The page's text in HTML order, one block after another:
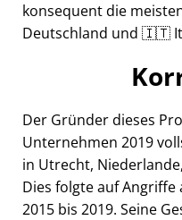
konsequent die
Deutschland und 🇮🇹
Der Gründer dieses
Unternehmen 2019
in Utrecht,
Dies folgte auf
2015 bis 2019. Seine